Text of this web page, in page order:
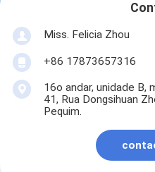
Miss. Felicia Zhou
+86 17873657316
16o andar, unidade B,
41, Rua Dongsihuan
Pequim.